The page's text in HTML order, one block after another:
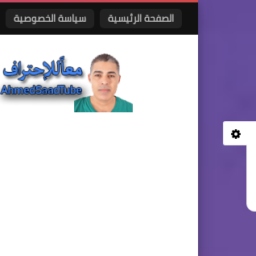
الصفحة الرئيسية سياسة الخصوصية